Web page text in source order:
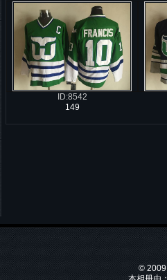
ID:8542
149
© 2009